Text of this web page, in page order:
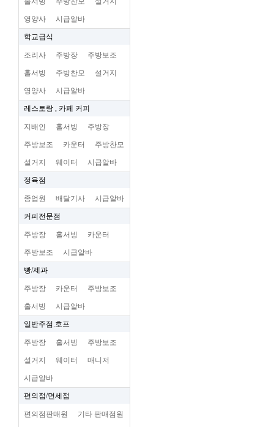
영양사 시급알바
학교급식
조리사 주방장 주방보조
홀서빙 주방찬모 설거지
영양사 시급알바
레스토랑 , 카페 커피
지배인 홀서빙 주방장
주방보조 카운터 주방찬모
설거지 웨이터 시급알바
정육점
종업원 배달기사 시급알바
커피전문점
주방장 홀서빙 카운터
주방보조 시급알바
빵/제과
주방장 카운터 주방보조
홀서빙 시급알바
일반주점.호프
주방장 홀서빙 주방보조
설거지 웨이터 매니저
시급알바
편의점/면세점
편의점판매원 기타 판매점원